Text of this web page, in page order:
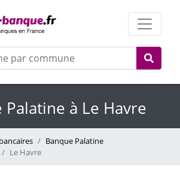
Palatine à Le Havre
Banque Palatine
Le Havre